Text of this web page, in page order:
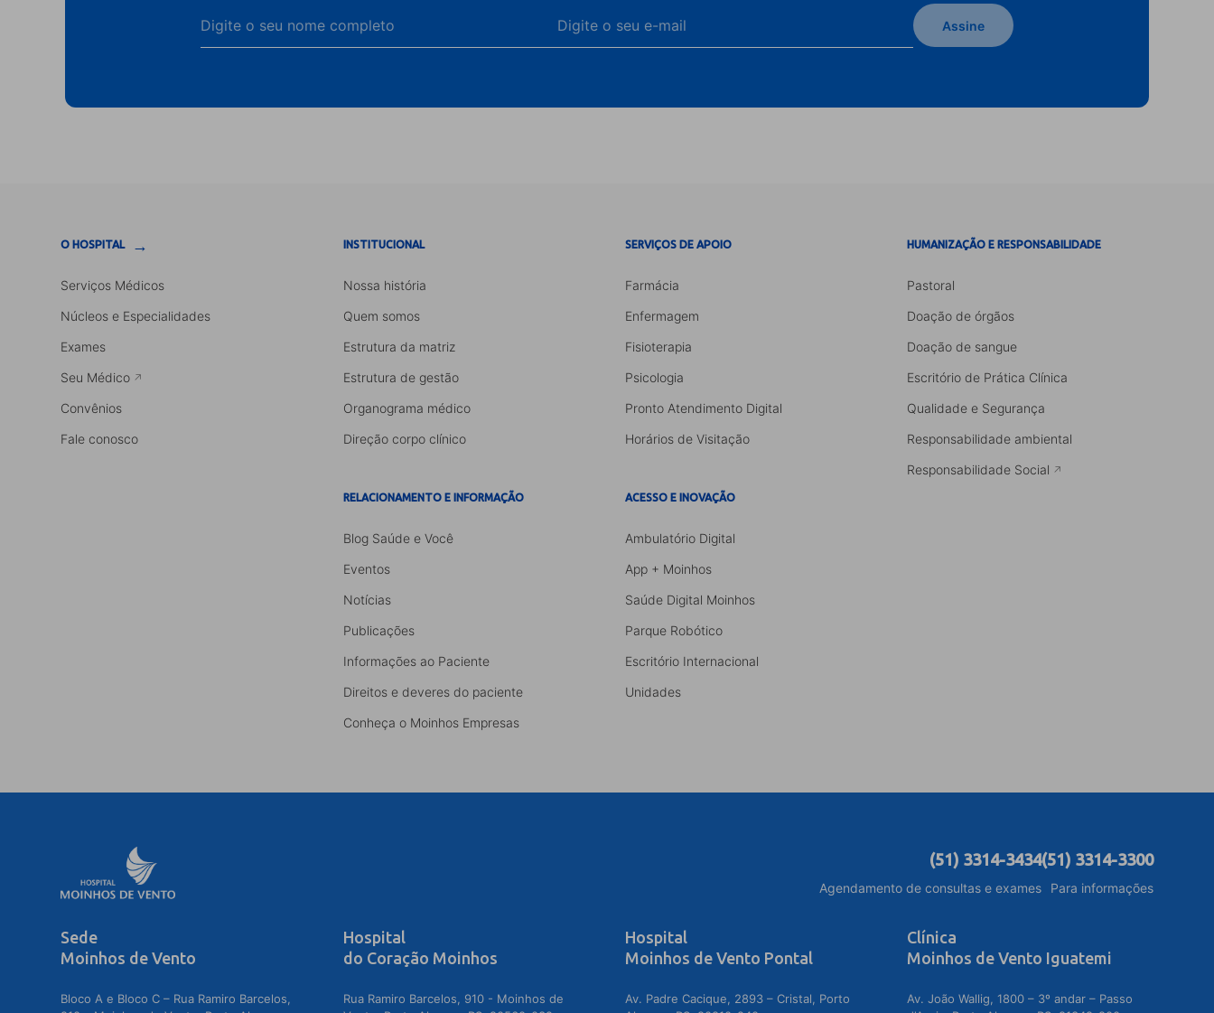
Assine
O HOSPITAL →
Serviços Médicos
Núcleos e Especialidades
Exames
Seu Médico
Convênios
Fale conosco
INSTITUCIONAL
Nossa história
Quem somos
Estrutura da matriz
Estrutura de gestão
Organograma médico
Direção corpo clínico
RELACIONAMENTO E INFORMAÇÃO
Blog Saúde e Você
Eventos
Notícias
Publicações
Informações ao Paciente
Direitos e deveres do paciente
Conheça o Moinhos Empresas
SERVIÇOS DE APOIO
Farmácia
Enfermagem
Fisioterapia
Psicologia
Pronto Atendimento Digital
Horários de Visitação
ACESSO E INOVAÇÃO
Ambulatório Digital
App + Moinhos
Saúde Digital Moinhos
Parque Robótico
Escritório Internacional
Unidades
HUMANIZAÇÃO E RESPONSABILIDADE
Pastoral
Doação de órgãos
Doação de sangue
Escritório de Prática Clínica
Qualidade e Segurança
Responsabilidade ambiental
Responsabilidade Social
(51) 3314-3434
Agendamento de consultas e exames
(51) 3314-3300
Para informações
Sede
Moinhos de Vento
Bloco A e Bloco C – Rua Ramiro Barcelos,
Hospital
do Coração Moinhos
Rua Ramiro Barcelos, 910 - Moinhos de
Hospital
Moinhos de Vento Pontal
Av. Padre Cacique, 2893 – Cristal, Porto
Clínica
Moinhos de Vento Iguatemi
Av. João Wallig, 1800 – 3º andar – Passo